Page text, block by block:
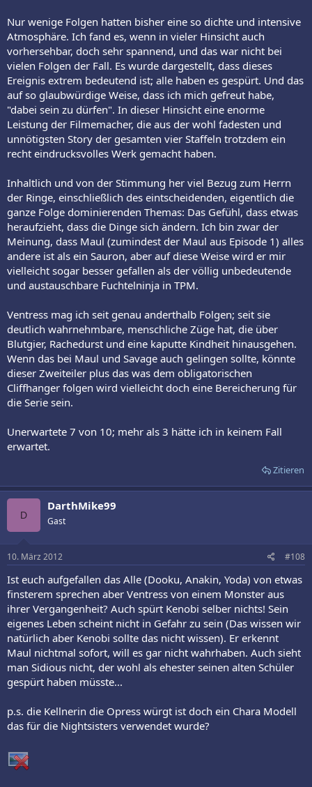
Nur wenige Folgen hatten bisher eine so dichte und intensive
Atmosphäre. Ich fand es, wenn in vieler Hinsicht auch
vorhersehbar, doch sehr spannend, und das war nicht bei
vielen Folgen der Fall. Es wurde dargestellt, dass dieses
Ereignis extrem bedeutend ist; alle haben es gespürt. Und das
auf so glaubwürdige Weise, dass ich mich gefreut habe,
"dabei sein zu dürfen". In dieser Hinsicht eine enorme
Leistung der Filmemacher, die aus der wohl fadesten und
unnötigsten Story der gesamten vier Staffeln trotzdem ein
recht eindrucksvolles Werk gemacht haben.
Inhaltlich und von der Stimmung her viel Bezug zum Herrn
der Ringe, einschließlich des eintscheidenden, eigentlich die
ganze Folge dominierenden Themas: Das Gefühl, dass etwas
heraufzieht, dass die Dinge sich ändern. Ich bin zwar der
Meinung, dass Maul (zumindest der Maul aus Episode 1) alles
andere ist als ein Sauron, aber auf diese Weise wird er mir
vielleicht sogar besser gefallen als der völlig unbedeutende
und austauschbare Fuchtelninja in TPM.
Ventress mag ich seit genau anderthalb Folgen; seit sie
deutlich wahrnehmbare, menschliche Züge hat, die über
Blutgier, Rachedurst und eine kaputte Kindheit hinausgehen.
Wenn das bei Maul und Savage auch gelingen sollte, könnte
dieser Zweiteiler plus das was dem obligatorischen
Cliffhanger folgen wird vielleicht doch eine Bereicherung für
die Serie sein.
Unerwartete 7 von 10; mehr als 3 hätte ich in keinem Fall
erwartet.
Zitieren
D
DarthMike99
Gast
10. März 2012 #108
Ist euch aufgefallen das Alle (Dooku, Anakin, Yoda) von etwas
finsterem sprechen aber Ventress von einem Monster aus
ihrer Vergangenheit? Auch spürt Kenobi selber nichts! Sein
eigenes Leben scheint nicht in Gefahr zu sein (Das wissen wir
natürlich aber Kenobi sollte das nicht wissen). Er erkennt
Maul nichtmal sofort, will es gar nicht wahrhaben. Auch sieht
man Sidious nicht, der wohl als ehester seinen alten Schüler
gespürt haben müsste...
p.s. die Kellnerin die Opress würgt ist doch ein Chara Modell
das für die Nightsisters verwendet wurde?